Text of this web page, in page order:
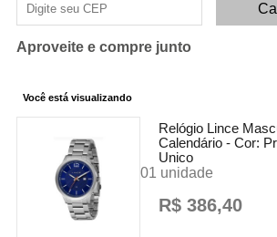
Aproveite e compre junto
Você está visualizando
Relógio Lince
Calendário - Cor:
Unico
01 unidade
R$ 386,40